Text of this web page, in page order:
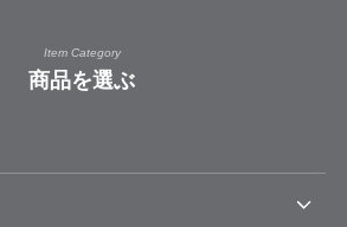
Item Category
商品を選ぶ